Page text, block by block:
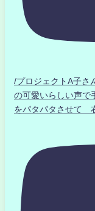
/プロジェクトA子
の可愛いらしい声
をパタパタさせて